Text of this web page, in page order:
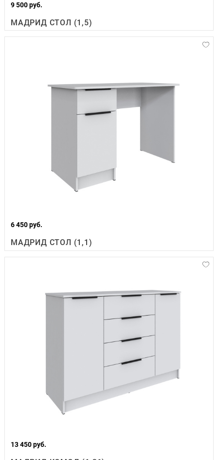
9 500 руб.
МАДРИД СТОЛ (1,5)
6 450 руб.
МАДРИД СТОЛ (1,1)
13 450 руб.